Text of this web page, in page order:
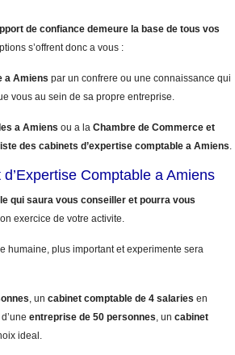
de confiance demeure la base de tous vos
s’offrent donc a vous :
a Amiens par un confrere ou une connaissance qui
vous au sein de sa propre entreprise.
a Amiens ou a la Chambre de Commerce et
liste des cabinets d’expertise comptable a Amiens.
Comptable a Amiens
qui saura vous conseiller et pourra vous
exercice de votre activite.
humaine, plus important et experimente sera
, un cabinet comptable de 4 salaries en
entreprise de 50 personnes, un cabinet
ideal.